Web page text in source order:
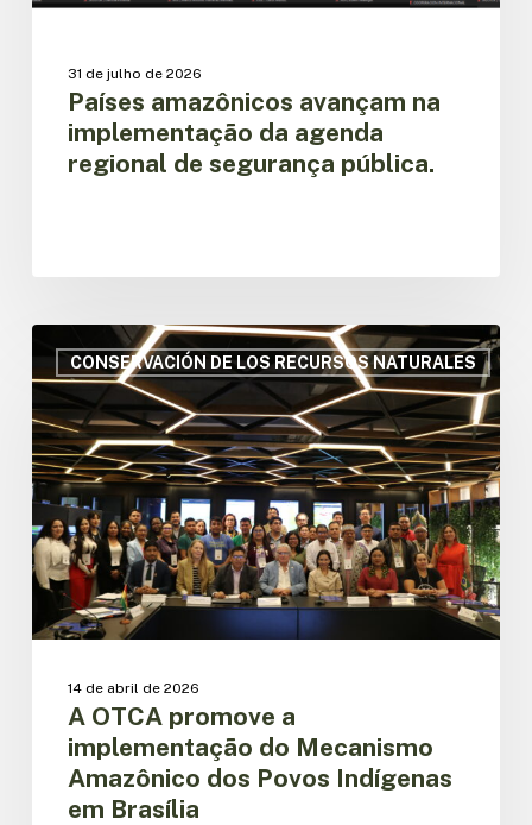
31 de julho de 2026
Países amazônicos avançam na
implementação da agenda
regional de segurança pública.
CONSERVACIÓN DE LOS RECURSOS NATURALES
OTCA
promove
a
implementação
do
Mecanismo
Amazônico
dos
Povos
Indígenas
em
14 de abril de 2026
A OTCA promove a
implementação do Mecanismo
Amazônico dos Povos Indígenas
em Brasília